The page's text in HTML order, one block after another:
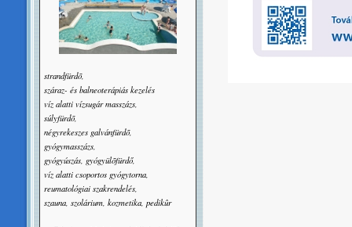
strandfürdõ,
száraz- és balneoterápiás kezelés
víz alatti vízsugár masszázs,
súlyfürdõ,
négyrekeszes galvánfürdõ,
gyógymasszázs,
gyógyúszás, gyógyülõfürdő,
víz alatti csoportos gyógytorna,
reumatológiai szakrendelés,
szauna, szolárium, kozmetika, pedikûr